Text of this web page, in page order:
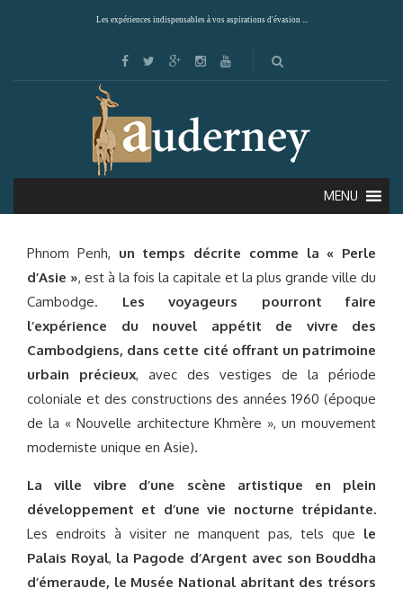
Les expériences indispensables à vos aspirations d'évasion ...
MENU
PHNOM PENH
Phnom Penh, un temps décrite comme la « Perle
d’Asie », est à la fois la capitale et la plus grande ville du
Cambodge. Les voyageurs pourront faire
l’expérience du nouvel appétit de vivre des
Cambodgiens, dans cette cité offrant un patrimoine
urbain précieux, avec des vestiges de la période
coloniale et des constructions des années 1960 (époque
de la « Nouvelle architecture Khmère », un mouvement
moderniste unique en Asie).
La ville vibre d’une scène artistique en plein
développement et d’une vie nocturne trépidante.
Les endroits à visiter ne manquent pas, tels que le
Palais Royal, la Pagode d’Argent avec son Bouddha
d’émeraude, le Musée National abritant des trésors